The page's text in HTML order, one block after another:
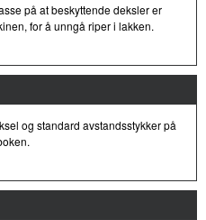
på at beskyttende deksler er
for å unngå riper i lakken.
og standard avstandsstykker på